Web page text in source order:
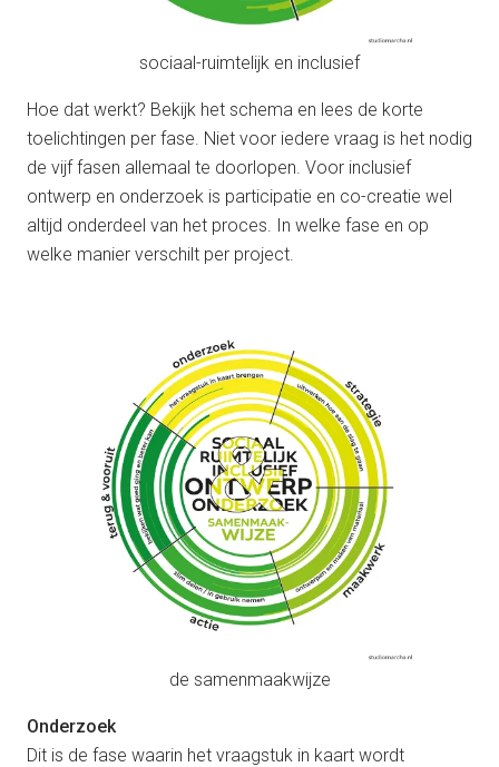
sociaal-ruimtelijk en inclusief
Hoe dat werkt? Bekijk het schema en lees de korte
toelichtingen per fase. Niet voor iedere vraag is het nodig
de vijf fasen allemaal te doorlopen. Voor inclusief
ontwerp en onderzoek is participatie en co-creatie wel
altijd onderdeel van het proces. In welke fase en op
welke manier verschilt per project.
de samenmaakwijze
Onderzoek
Dit is de fase waarin het vraagstuk in kaart wordt